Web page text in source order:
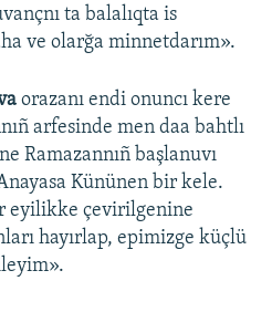
ta balalıqta is
ve olarğa minnetdarım».
orazanı endi onuncı kere
arfesinde men daa bahtlı
Ramazannıñ başlanuvı
Kününen bir kele.
eyilikke çevirilgenine
hayırlap, epimizge küçlü